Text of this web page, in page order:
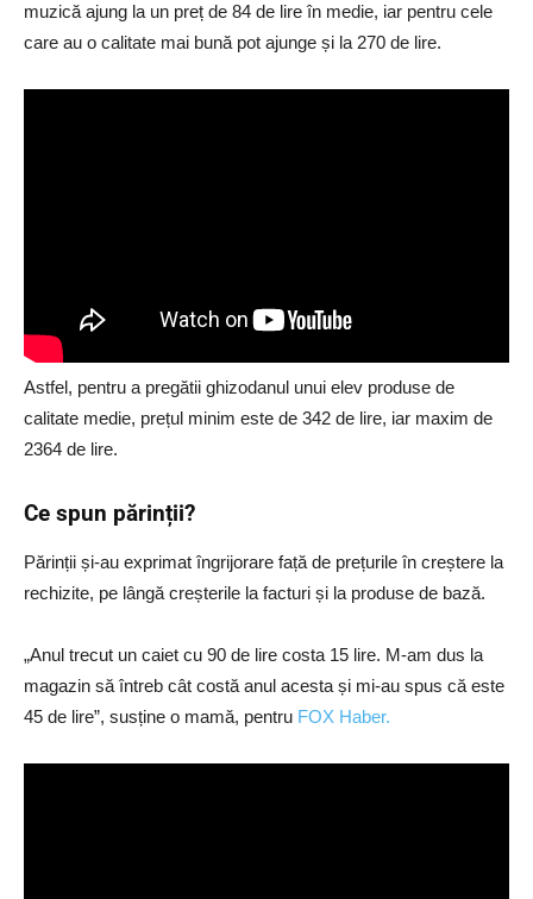
muzică ajung la un preț de 84 de lire în medie, iar pentru cele
care au o calitate mai bună pot ajunge și la 270 de lire.
Astfel, pentru a pregătii ghizodanul unui elev produse de
calitate medie, prețul minim este de 342 de lire, iar maxim de
2364 de lire.
Ce spun părinții?
Părinții și-au exprimat îngrijorare față de prețurile în creștere la
rechizite, pe lângă creșterile la facturi și la produse de bază.
„Anul trecut un caiet cu 90 de lire costa 15 lire. M-am dus la
magazin să întreb cât costă anul acesta și mi-au spus că este
45 de lire”, susține o mamă, pentru FOX Haber.